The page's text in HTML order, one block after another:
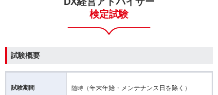
検定試験
試験概要
試験期間 随時 （年末年始・メンテナンス日を除く）